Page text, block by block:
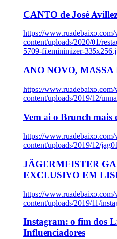
CANTO de José Avillez
https://www.ruadebaixo.com/
content/uploads/2020/01/
5709-fileminimizer-
ANO NOVO, MASSA
https://www.ruadebaixo.com/
content/uploads/2019/12/
Vem ai o Brunch mais
https://www.ruadebaixo.com/
content/uploads/2019/12/
JÄGERMEISTER
EXCLUSIVO EM
https://www.ruadebaixo.com/
content/uploads/2019/11/
Instagram: o fim dos
Influenciadores